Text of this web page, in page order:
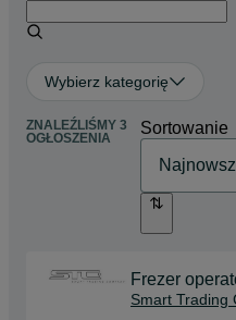
Wybierz kategorię
ZNALEŹLIŚMY 3
OGŁOSZENIA
Sortowanie
Frezer
Smart Trading